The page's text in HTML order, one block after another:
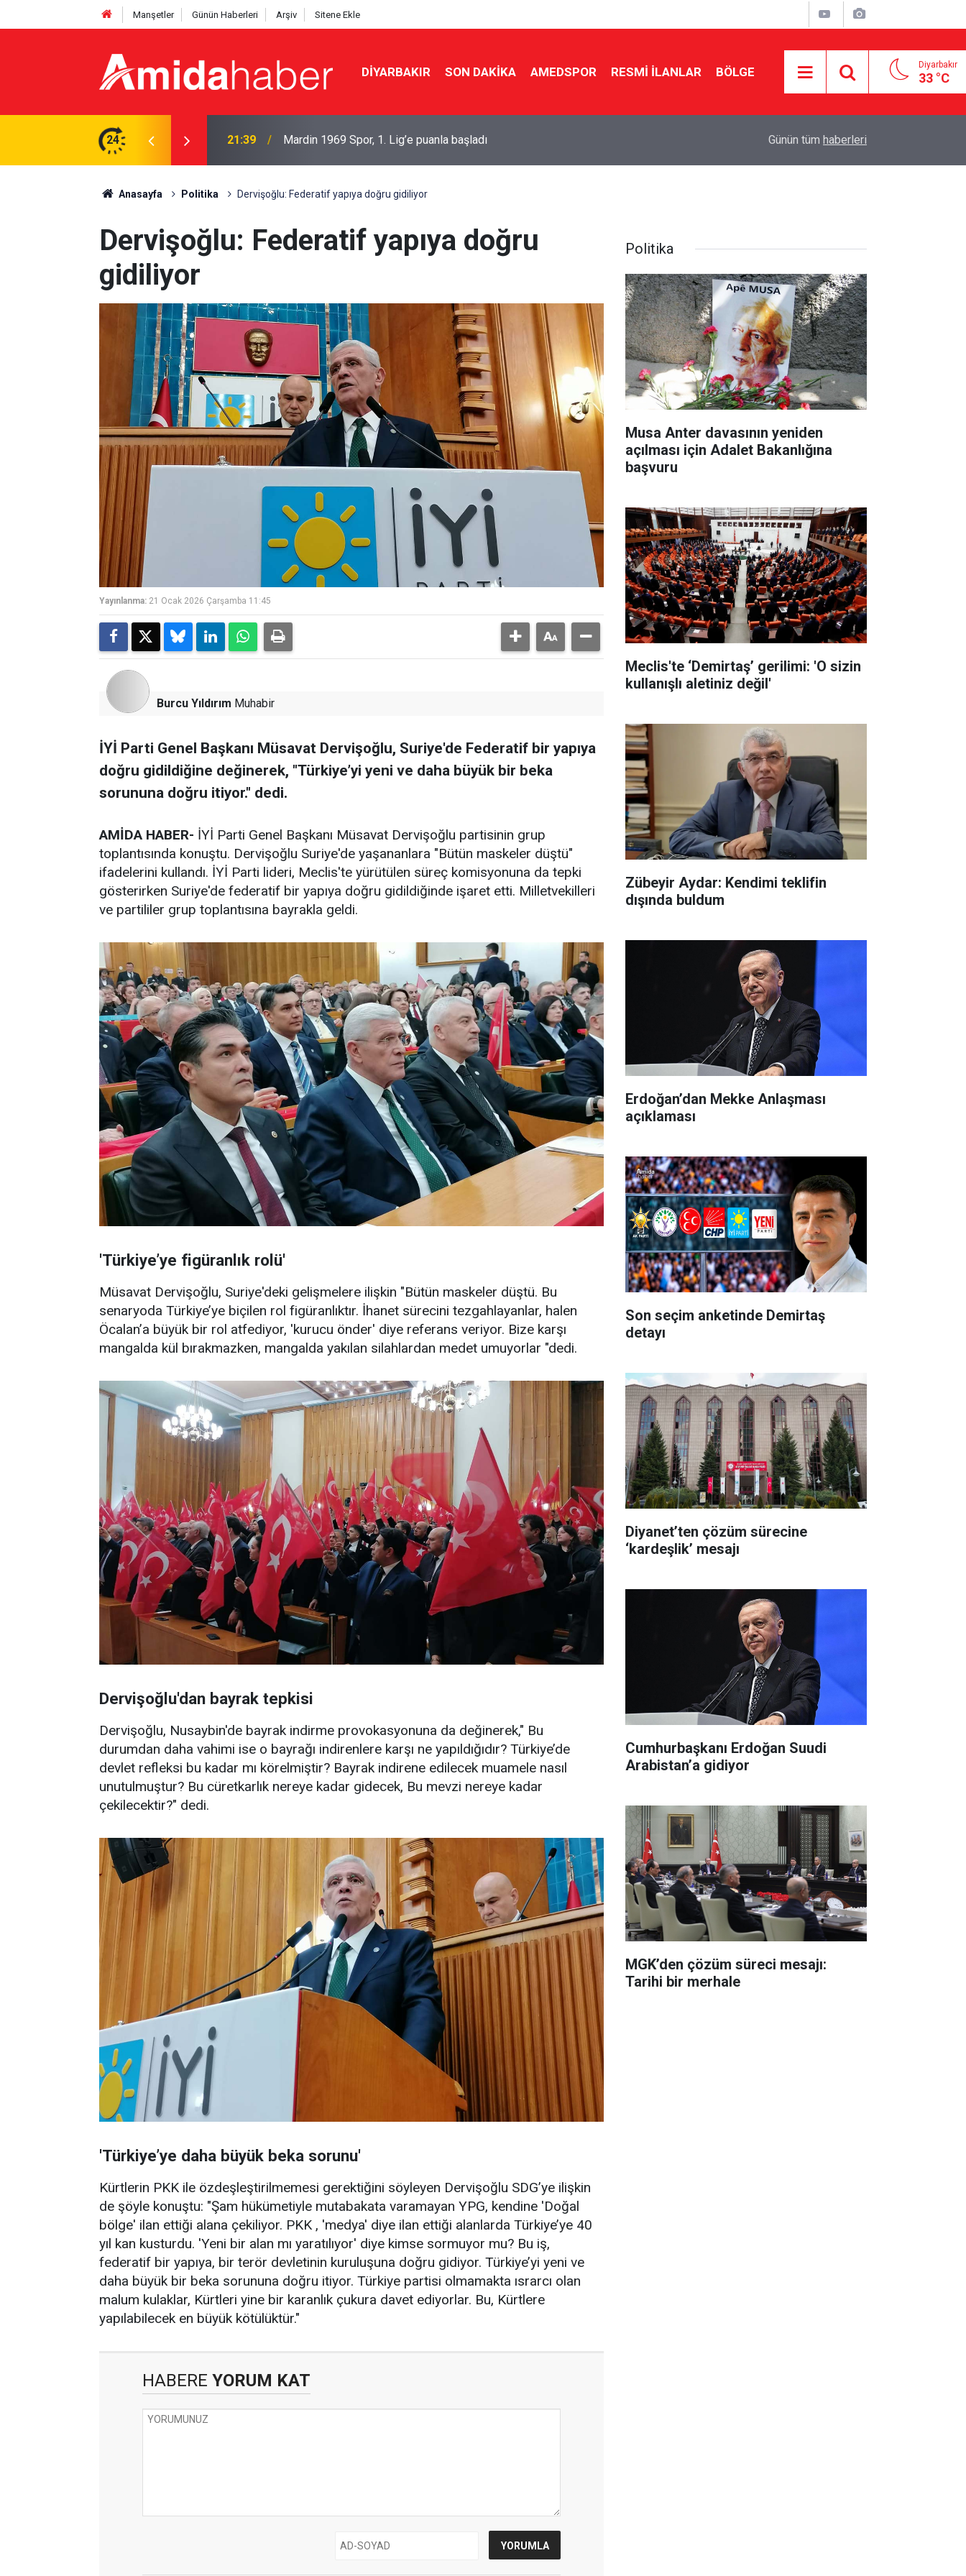
Manşetler Günün Haberleri Arşiv Sitene Ekle
DIYARBAKIR SON DAKIKA AMEDSPOR RESMI İLANLAR BÖLGE Diyarbakır
33 °C
24 20:47 İran’dan Hürmüz mesajı: ABD’ye 6 şart Urfa Kalesi ziyaretçilere yeniden açılıyor: Tarih
Günün tüm haberleri
Anasayfa Politika Dervişoğlu: Federatif yapıya doğru gidiliyor
Dervişoğlu: Federatif yapıya doğru
gidiliyor
Yayınlanma: 21 Ocak 2026 Çarşamba 11:45
Burcu Yıldırım Muhabir
İYİ Parti Genel Başkanı Müsavat Dervişoğlu, Suriye'de Federatif bir yapıya
doğru gidildiğine değinerek, "Türkiye’yi yeni ve daha büyük bir beka
sorununa doğru itiyor." dedi.
AMİDA HABER- İYİ Parti Genel Başkanı Müsavat Dervişoğlu partisinin grup
toplantısında konuştu. Dervişoğlu Suriye'de yaşananlara "Bütün maskeler düştü"
ifadelerini kullandı. İYİ Parti lideri, Meclis'te yürütülen süreç komisyonuna da tepki
gösterirken Suriye'de federatif bir yapıya doğru gidildiğinde işaret etti. Milletvekilleri
ve partililer grup toplantısına bayrakla geldi.
'Türkiye’ye figüranlık rolü'
Müsavat Dervişoğlu, Suriye'deki gelişmelere ilişkin "Bütün maskeler düştü. Bu
senaryoda Türkiye’ye biçilen rol figüranlıktır. İhanet sürecini tezgahlayanlar, halen
Öcalan’a büyük bir rol atfediyor, 'kurucu önder' diye referans veriyor. Bize karşı
mangalda kül bırakmazken, mangalda yakılan silahlardan medet umuyorlar "dedi.
Dervişoğlu'dan bayrak tepkisi
Dervişoğlu, Nusaybin'de bayrak indirme provokasyonuna da değinerek," Bu
durumdan daha vahimi ise o bayrağı indirenlere karşı ne yapıldığıdır? Türkiye’de
devlet refleksi bu kadar mı körelmiştir? Bayrak indirene edilecek muamele nasıl
unutulmuştur? Bu cüretkarlık nereye kadar gidecek, Bu mevzi nereye kadar
çekilecektir?" dedi.
'Türkiye’ye daha büyük beka sorunu'
Kürtlerin PKK ile özdeşleştirilmemesi gerektiğini söyleyen Dervişoğlu SDG’ye ilişkin
de şöyle konuştu: "Şam hükümetiyle mutabakata varamayan YPG, kendine 'Doğal
bölge' ilan ettiği alana çekiliyor. PKK , 'medya' diye ilan ettiği alanlarda Türkiye’ye 40
yıl kan kusturdu. 'Yeni bir alan mı yaratılıyor' diye kimse sormuyor mu? Bu iş,
federatif bir yapıya, bir terör devletinin kuruluşuna doğru gidiyor. Türkiye’yi yeni ve
daha büyük bir beka sorununa doğru itiyor. Türkiye partisi olmamakta ısrarcı olan
malum kulaklar, Kürtleri yine bir karanlık çukura davet ediyorlar. Bu, Kürtlere
yapılabilecek en büyük kötülüktür."
HABERE YORUM KAT
Politika
Musa Anter davasının yeniden
açılması için Adalet Bakanlığına
başvuru
Meclis'te ‘Demirtaş’ gerilimi: 'O sizin
kullanışlı aletiniz değil'
Zübeyir Aydar: Kendimi teklifin
dışında buldum
Erdoğan’dan Mekke Anlaşması
açıklaması
Son seçim anketinde Demirtaş
detayı
Diyanet’ten çözüm sürecine
‘kardeşlik’ mesajı
Cumhurbaşkanı Erdoğan Suudi
Arabistan’a gidiyor
MGK’den çözüm süreci mesajı:
Tarihi bir merhale